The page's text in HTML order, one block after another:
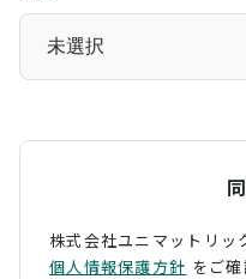
株式会社ユニマットリッ
個人情報保護方針 をご確